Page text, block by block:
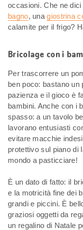
occasioni. Che ne
bagno, unagiostrina
calamite per il frigo?
Bricolage con i
Per trascorrere un
ben poco: bastano un
pazienza e il gioco è
bambini. Anche con i
spasso: a un tavolo
lavorano entusiasti
evitare macchie
protettivo sul piano di
mondo a pasticciare!
È un dato di fatto: il
e la motricità fine dei
grandi e piccini. È
graziosi oggetti da
un regalino di Natale